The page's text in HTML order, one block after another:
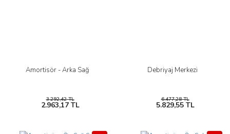
Amortisör - Arka Sağ
3.292,42 TL
2.963,17 TL
Debriyaj Merkezi
6.477,28 TL
5.829,55 TL